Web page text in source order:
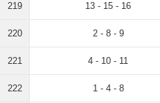
219 13 - 15 - 16
220 2 - 8 - 9
221 4 - 10 - 11
222 1 - 4 - 8